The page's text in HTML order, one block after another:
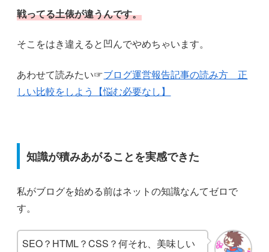
戦ってる土俵が違うんです。
そこをはき違えると凹んでやめちゃいます。
あわせて読みたい☞ブログ運営報告記事の読み方 正
しい比較をしよう【悩む必要なし】
知識が積みあがることを実感できた
私がブログを始める前はネットの知識なんてゼロで
す。
SEO？HTML？CSS？何それ、美味しい